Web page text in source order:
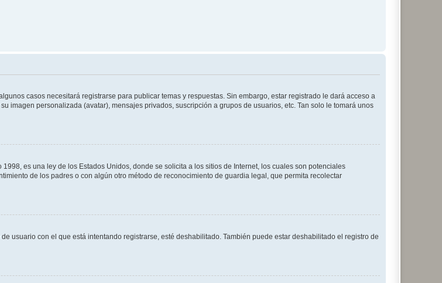
casos necesitará registrarse para publicar temas y respuestas. Sin embargo, estar registrado le dará acceso a
imagen personalizada (avatar), mensajes privados, suscripción a grupos de usuarios, etc. Tan solo le tomará unos
es una ley de los Estados Unidos, donde se solicita a los sitios de Internet, los cuales son potenciales
de los padres o con algún otro método de reconocimiento de guardia legal, que permita recolectar
usuario con el que está intentando registrarse, esté deshabilitado. También puede estar deshabilitado el registro de